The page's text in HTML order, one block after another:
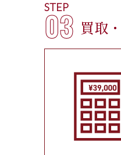
STEP
03 買取